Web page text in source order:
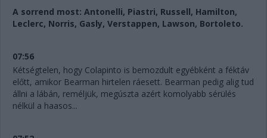
A sorrend most: Antonelli, Piastri, Russell, Hamilton,
Leclerc, Norris, Gasly, Verstappen, Lawson, Bortoleto.
07:56
Kétségtelen, hogy Colapinto is bemozdult egyébként a féktáv
előtt, amikor Bearman hirtelen ráesett. Bearman pedig alig tud
állni a lábán, reméljük, megúszta azért komolyabb sérülés
nélkül a haasos...